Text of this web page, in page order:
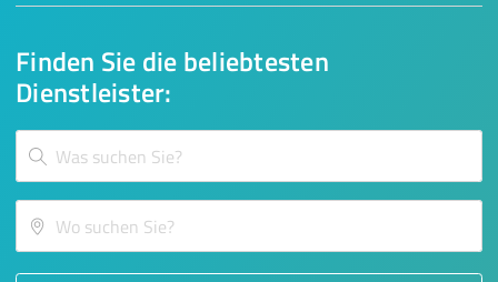
Finden Sie die beliebtesten
Dienstleister: